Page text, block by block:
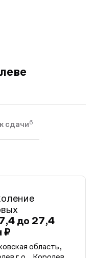
сдачи6
до 27,4
₽
область,